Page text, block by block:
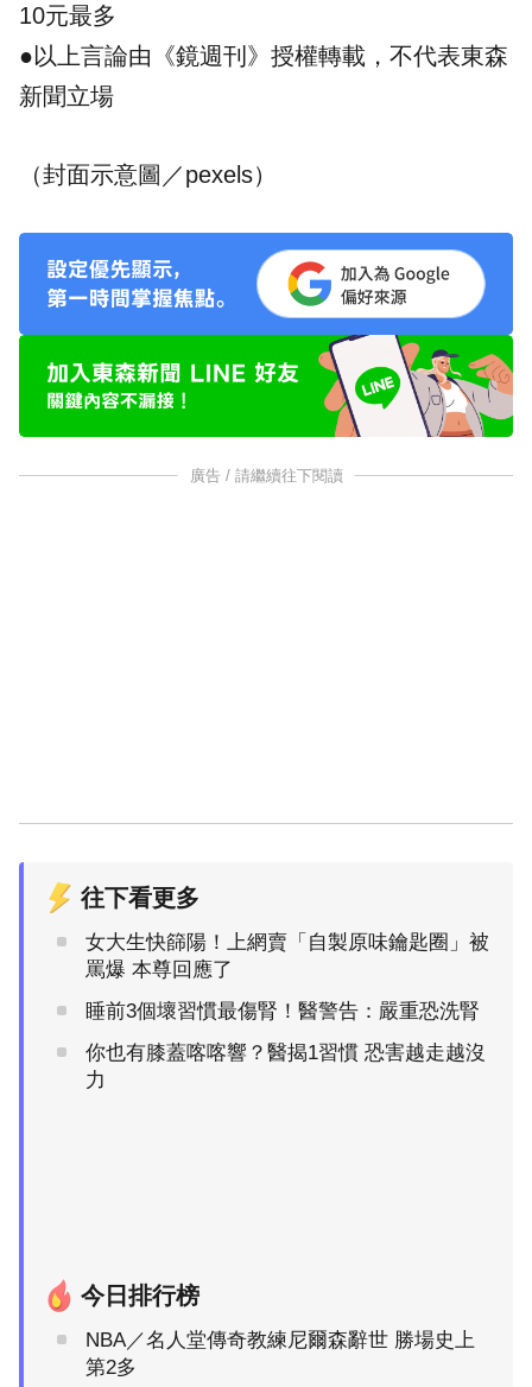
10元最多
●以上言論由《鏡週刊》授權轉載，不代表東森
新聞立場
（封面示意圖／pexels）
廣告 / 請繼續往下閱讀
往下看更多
女大生快篩陽！上網賣「自製原味鑰匙圈」被
罵爆 本尊回應了
睡前3個壞習慣最傷腎！醫警告：嚴重恐洗腎
你也有膝蓋喀喀響？醫揭1習慣 恐害越走越沒
力
今日排行榜
NBA／名人堂傳奇教練尼爾森辭世 勝場史上
第2多